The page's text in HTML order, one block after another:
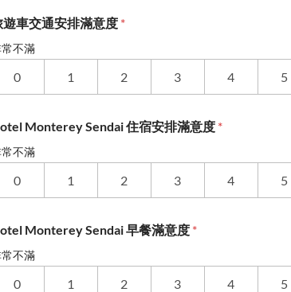
遊車交通安排滿意度 *
不滿
0 1 2 3 4 5
Monterey Sendai 住宿安排滿意度 *
不滿
0 1 2 3 4 5
Monterey Sendai 早餐滿意度 *
不滿
0 1 2 3 4 5